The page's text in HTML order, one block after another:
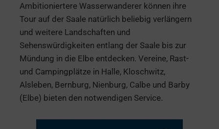
Ambitioniertere Wasserwanderer können ihre
Tour auf der Saale natürlich beliebig verlängern
und weitere Landschaften und
Sehenswürdigkeiten entlang der Saale bis zur
Mündung in die Elbe entdecken. Vereine, Rast-
und Campingplätze in Halle, Kloschwitz,
Alsleben, Bernburg, Nienburg, Calbe und Barby
(Elbe) bieten den notwendigen Service.